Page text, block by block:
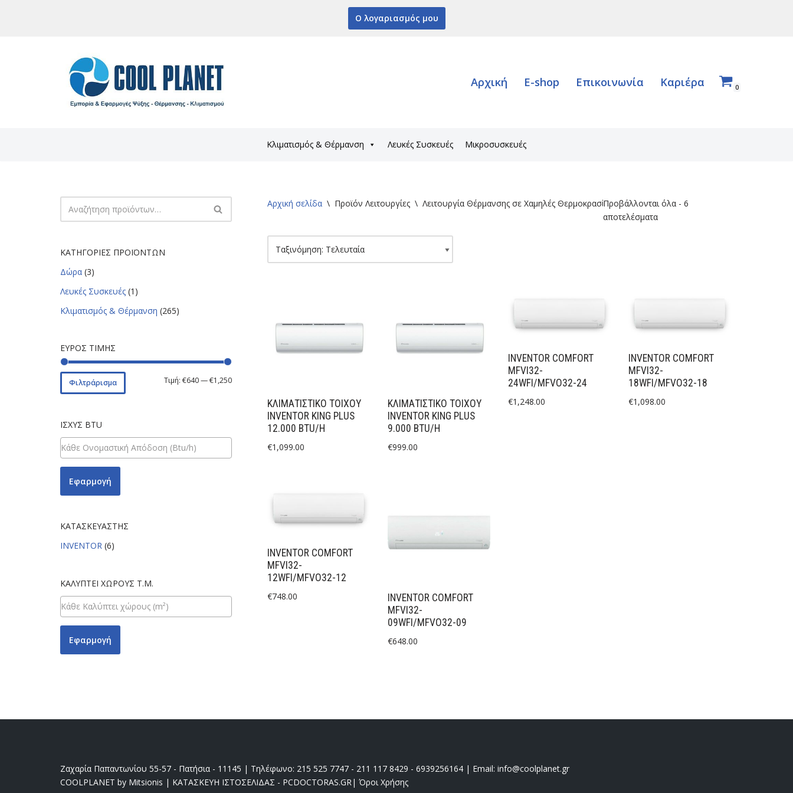
Ο λογαριασμός μου
Αρχική E-shop Επικοινωνία Καριέρα 0
Κλιματισμός & Θέρμανση Λευκές Συσκευές Μικροσυσκευές
ΚΑΤΗΓΟΡΊΕΣ ΠΡΟΪΌΝΤΩΝ
Δώρα (3)
Λευκές Συσκευές (1)
Κλιματισμός & Θέρμανση (265)
ΕΎΡΟΣ ΤΙΜΉΣ
Φιλτράρισμα Τιμή: €640—€1,250
ΙΣΧΎΣ BTU
Εφαρμογή
ΚΑΤΑΣΚΕΥΑΣΤΉΣ
INVENTOR (6)
ΚΑΛΎΠΤΕΙ ΧΏΡΟΥΣ Τ.Μ.
Εφαρμογή
Αρχική σελίδα \ Προϊόν Λειτουργίες \ Λειτουργία Θέρμανσης σε Χαμηλές Θερμοκρασίες -20°CΠροβάλλονται όλα - 6
αποτελέσματα
ΚΛΙΜΑΤΙΣΤΙΚΟ ΤΟΙΧΟΥ
INVENTOR KING PLUS
12.000 BTU/H
€1,099.00
ΚΛΙΜΑΤΙΣΤΙΚΟ ΤΟΙΧΟΥ
INVENTOR KING PLUS
9.000 BTU/H
€999.00
INVENTOR COMFORT
MFVI32-
24WFI/MFVO32-24
€1,248.00
INVENTOR COMFORT
MFVI32-
18WFI/MFVO32-18
€1,098.00
INVENTOR COMFORT
MFVI32-
12WFI/MFVO32-12
€748.00
INVENTOR COMFORT
MFVI32-
09WFI/MFVO32-09
€648.00
Ζαχαρία Παπαντωνίου 55-57 - Πατήσια - 11145 | Τηλέφωνο: 215 525 7747 - 211 117 8429 - 6939256164 | Email: info@coolplanet.gr
COOLPLANET by Mitsionis | ΚΑΤΑΣΚΕΥΗ ΙΣΤΟΣΕΛΙΔΑΣ - PCDOCTORAS.GR| Όροι Χρήσης